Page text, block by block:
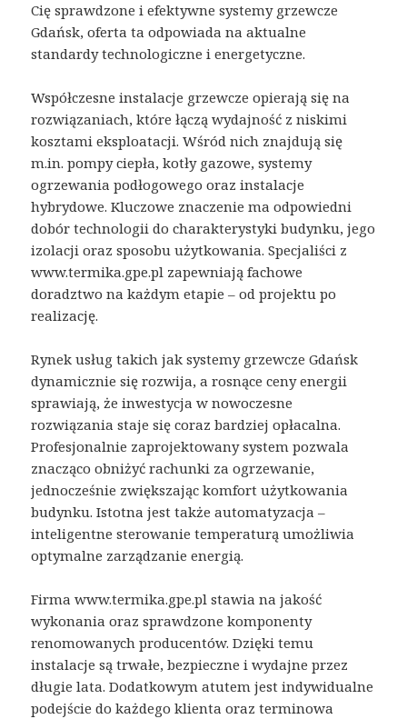
Cię sprawdzone i efektywne systemy grzewcze
Gdańsk, oferta ta odpowiada na aktualne
standardy technologiczne i energetyczne.
Współczesne instalacje grzewcze opierają się na
rozwiązaniach, które łączą wydajność z niskimi
kosztami eksploatacji. Wśród nich znajdują się
m.in. pompy ciepła, kotły gazowe, systemy
ogrzewania podłogowego oraz instalacje
hybrydowe. Kluczowe znaczenie ma odpowiedni
dobór technologii do charakterystyki budynku, jego
izolacji oraz sposobu użytkowania. Specjaliści z
www.termika.gpe.pl zapewniają fachowe
doradztwo na każdym etapie – od projektu po
realizację.
Rynek usług takich jak systemy grzewcze Gdańsk
dynamicznie się rozwija, a rosnące ceny energii
sprawiają, że inwestycja w nowoczesne
rozwiązania staje się coraz bardziej opłacalna.
Profesjonalnie zaprojektowany system pozwala
znacząco obniżyć rachunki za ogrzewanie,
jednocześnie zwiększając komfort użytkowania
budynku. Istotna jest także automatyzacja –
inteligentne sterowanie temperaturą umożliwia
optymalne zarządzanie energią.
Firma www.termika.gpe.pl stawia na jakość
wykonania oraz sprawdzone komponenty
renomowanych producentów. Dzięki temu
instalacje są trwałe, bezpieczne i wydajne przez
długie lata. Dodatkowym atutem jest indywidualne
podejście do każdego klienta oraz terminowa